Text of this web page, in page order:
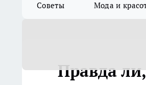
Советы Мода и
Правда